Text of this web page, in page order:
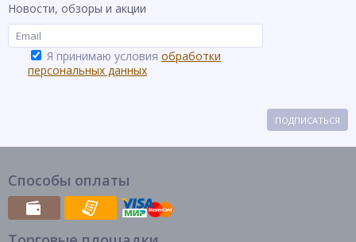
Новости, обзоры и акции
Я принимаю условия обработки
персональных данных
ПОДПИСАТЬСЯ
Способы оплаты